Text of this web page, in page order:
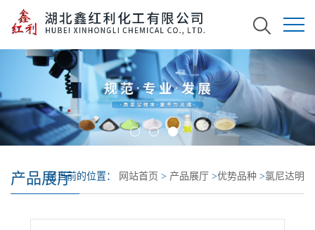
产品展厅您当前的位置： 网站首页 > 产品展厅 >优势品种 >氯尼达明